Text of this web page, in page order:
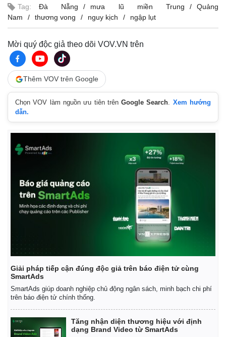
Tag: Đà Nẵng mưa lũ miền Trung
Quảng
Nam
thương vong nguy kịch ngập lụt
Mời quý độc giả theo dõi VOV.VN trên
Thêm VOV trên Google
Chọn VOV làm nguồn ưu tiên trênGoogle Search. Xem hướng
dẫn.
Giải pháp tiếp cận đúng độc giả trên báo điện tử cùng
SmartAds
SmartAds giúp doanh nghiệp chủ động ngân sách, minh bạch chi phí
trên báo điện tử chính thống.
Tăng nhận diện thương hiệu với định
dạng Brand Video từ SmartAds